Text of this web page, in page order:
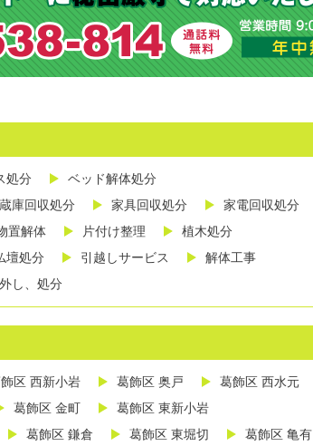
処分
ベッド解体処分
庫回収処分 家具回収処分
家電回収処分
置解体 片付け整理
植木処分
壇処分 引越しサービス
解体工事
し、処分
区 西新小岩 葛飾区 奥戸
葛飾区 西水元
葛飾区 金町
葛飾区 東新小岩
葛飾区 鎌倉 葛飾区 東堀切
葛飾区 亀有